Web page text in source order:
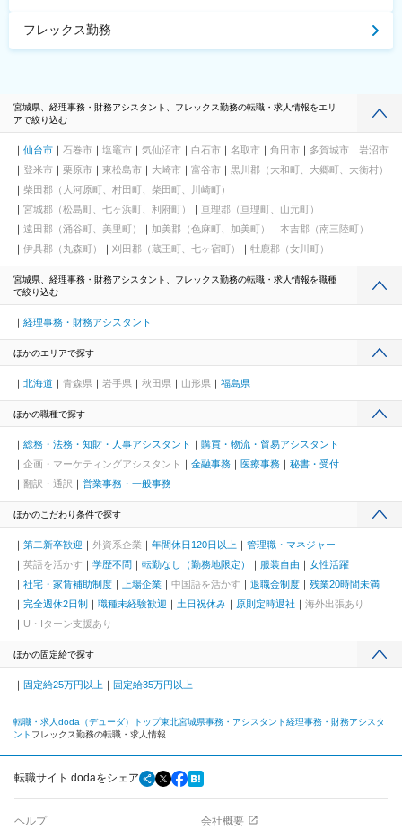
フレックス勤務
宮城県、経理事務・財務アシスタント、フレックス勤務の転職・求人情報をエリ
アで絞り込む
仙台市 石巻市 塩竈市 気仙沼市 白石市 名取市 角田市 多賀城市
岩沼市
登米市
栗原市 東松島市 大崎市 富谷市
黒川郡（大和町、大郷町、大衡村）
柴田郡（大河原町、村田町、柴田町、川崎町）
宮城郡（松島町、七ヶ浜町、利府町）
亘理郡（亘理町、山元町）
遠田郡（涌谷町、美里町）
加美郡（色麻町、加美町）
本吉郡（南三陸町）
伊具郡（丸森町）
刈田郡（蔵王町、七ヶ宿町） 牡鹿郡（女川町）
宮城県、経理事務・財務アシスタント、フレックス勤務の転職・求人情報を職種
で絞り込む
経理事務・財務アシスタント
ほかのエリアで探す
北海道 青森県 岩手県 秋田県 山形県 福島県
ほかの職種で探す
総務・法務・知財・人事アシスタント
購買・物流・貿易アシスタント
企画・マーケティングアシスタント
金融事務 医療事務
秘書・受付
翻訳・通訳
営業事務・一般事務
ほかのこだわり条件で探す
第二新卒歓迎 外資系企業 年間休日120日以上
管理職・マネジャー
英語を活かす
学歴不問 転勤なし（勤務地限定） 服装自由
女性活躍
社宅・家賃補助制度
上場企業 中国語を活かす 退職金制度
残業20時間未満
完全週休2日制
職種未経験歓迎 土日祝休み 原則定時退社
海外出張あり
U・Iターン支援あり
ほかの固定給で探す
固定給25万円以上 固定給35万円以上
転職・求人doda（デューダ）トップ東北宮城県事務・アシスタント経理事務・財務アシスタ
ント フレックス勤務の転職・求人情報
転職サイト dodaをシェア
ヘルプ 会社概要